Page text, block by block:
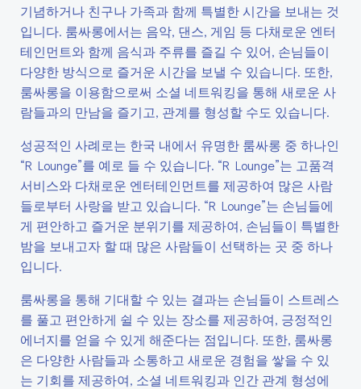
기념하거나 친구나 가족과 함께 특별한 시간을 보내는 것
입니다. 룸싸롱에서는 음악, 댄스, 게임 등 다채로운 엔터
테인먼트와 함께 음식과 주류를 즐길 수 있어, 손님들이
다양한 방식으로 즐거운 시간을 보낼 수 있습니다. 또한,
룸싸롱을 이용함으로써 소셜 네트워킹을 통해 새로운 사
람들과의 만남을 즐기고, 관계를 형성할 수도 있습니다.
성공적인 사례로는 한국 내에서 유명한 룸싸롱 중 하나인
“R Lounge”를 예로 들 수 있습니다. “R Lounge”는 고품격
서비스와 다채로운 엔터테인먼트를 제공하여 많은 사람
들로부터 사랑을 받고 있습니다. “R Lounge”는 손님들에
게 편안하고 즐거운 분위기를 제공하여, 손님들이 특별한
밤을 보내고자 할 때 많은 사람들이 선택하는 곳 중 하나
입니다.
룸싸롱을 통해 기대할 수 있는 결과는 손님들이 스트레스
를 풀고 편안하게 쉴 수 있는 장소를 제공하여, 긍정적인
에너지를 얻을 수 있게 해준다는 점입니다. 또한, 룸싸롱
은 다양한 사람들과 소통하고 새로운 경험을 쌓을 수 있
는 기회를 제공하여, 소셜 네트워킹과 인간 관계 형성에